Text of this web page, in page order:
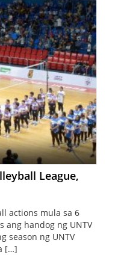
League,
actions mula sa 6
ang handog ng UNTV
season ng UNTV
[…]